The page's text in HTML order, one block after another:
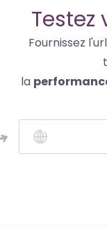
site
web
et
de
services
internet-
Uptime
is
Testez
Fournissez
la